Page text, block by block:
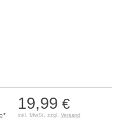
19,99 €
inkl. MwSt. zzgl. Versand